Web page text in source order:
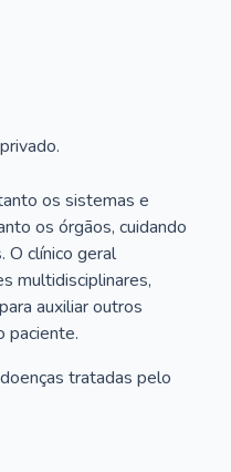
os sistemas e
os órgãos, cuidando
O clínico geral
multidisciplinares,
auxiliar outros
paciente.
tratadas pelo